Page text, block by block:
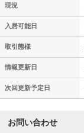
現況
入居可能日
取引態様
情報更新日
次回更新予定日
お問い合わせ